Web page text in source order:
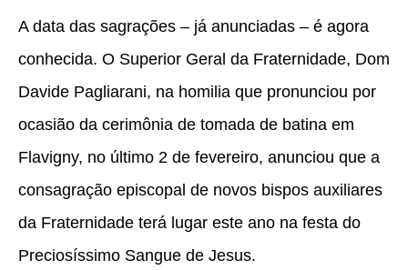
A data das sagrações – já anunciadas – é agora
conhecida. O Superior Geral da Fraternidade, Dom
Davide Pagliarani, na homilia que pronunciou por
ocasião da cerimônia de tomada de batina em
Flavigny, no último 2 de fevereiro, anunciou que a
consagração episcopal de novos bispos auxiliares
da Fraternidade terá lugar este ano na festa do
Preciosíssimo Sangue de Jesus.